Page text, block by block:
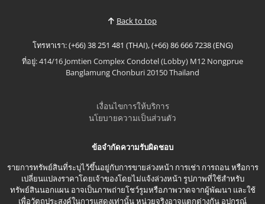
Back to top
โทรหาเรา: (+66) 38 251 481 (THAI), (+66) 86 666 7238 (ENG)
ที่อยู่: 414/16 Jomtien Complex Condotel (Lobby) M12 Nongprue
Banglamung Chonburi 20150 Thailand
เงื่อนไขการให้บริการ
นโยบายความเป็นส่วนตัว
ข้อจำกัดความรับผิดชอบ
รายการทรัพย์สินที่ระบุไว้ขึ้นอยู่กับการขายล่วงหน้า การเช่า การถอน หรือการ
เปลี่ยนแปลงราคาโดยเจ้าของโดยไม่แจ้งล่วงหน้า รูปภาพที่ใช้สำหรับ
ทรัพย์สินนอกแผน อาจเป็นภาพถ่ายโชว์รูมหรือภาพวาดจากผู้พัฒนา และใช้
เพื่อวัตถุประสงค์ในการแสดงเท่านั้น หน่วยจริงอาจแตกต่างกัน อุปกรณ์